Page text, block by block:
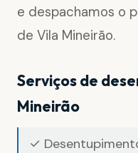
e despachamos o
de Vila Mineirão.
Serviços de
Mineirão
✓